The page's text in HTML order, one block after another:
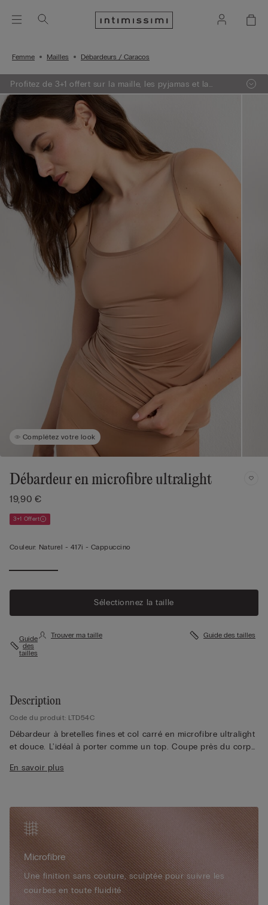
Femme Mailles Débardeurs / Caracos
Profitez de 3+1 offert sur la maille, les pyjamas et la
lingerie.
Complétez votre look
Débardeur en microfibre ultralight
19,90 €
3+1 Offert
Couleur: Naturel - 417i - Cappuccino
Sélectionnez la taille
Guide
des
tailles
Trouver ma taille Guide des tailles
Description
Code du produit: LTD54C
Débardeur à bretelles fines et col carré en microfibre ultralight
et douce. L'idéal à porter comme un top. Coupe près du corps.
doux et ultrafin, est enveloppante et soyeuse, presque
impalpable, procurant un effet « seconde peau ». Imperceptible
au porté, elle est idéale pour toutes les femmes, tous les jours
et en toute occasion.
En savoir plus
Microfibre
Une finition sans couture, sculptée pour suivre les
courbes en toute fluidité